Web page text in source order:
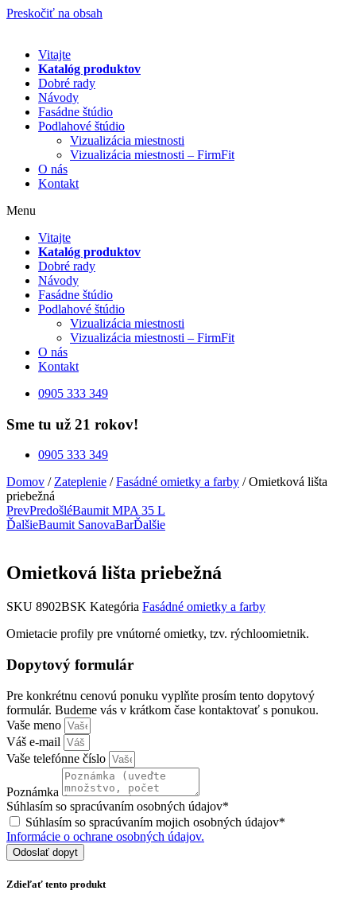
Preskočiť na obsah
Vitajte
Katalóg produktov
Dobré rady
Návody
Fasádne štúdio
Podlahové štúdio
Vizualizácia miestnosti
Vizualizácia miestnosti – FirmFit
O nás
Kontakt
Menu
Vitajte
Katalóg produktov
Dobré rady
Návody
Fasádne štúdio
Podlahové štúdio
Vizualizácia miestnosti
Vizualizácia miestnosti – FirmFit
O nás
Kontakt
0905 333 349
Sme tu už 21 rokov!
0905 333 349
Domov /Zateplenie /Fasádné omietky a farby / Omietková lišta
priebežná
PrevPredošléBaumit MPA 35 L
ĎalšieBaumit SanovaBarĎalšie
Omietková lišta priebežná
SKU 8902BSK Kategória Fasádné omietky a farby
Omietacie profily pre vnútorné omietky, tzv. rýchloomietnik.
Dopytový formulár
Pre konkrétnu cenovú ponuku vyplňte prosím tento dopytový
formulár. Budeme vás v krátkom čase kontaktovať s ponukou.
Vaše meno
Váš e-mail
Vaše telefónne číslo
Poznámka
Súhlasím so spracúvaním osobných údajov*
Súhlasím so spracúvaním mojich osobných údajov*
Informácie o ochrane osobných údajov.
Odoslať dopyt
Zdieľať tento produkt